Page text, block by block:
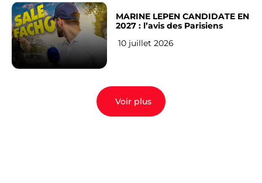
MARINE LEPEN CANDIDATE EN
2027 : l’avis des Parisiens
10 juillet 2026
Voir plus